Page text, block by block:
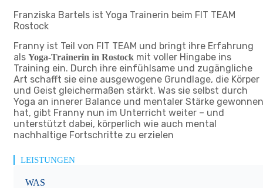
Franziska Bartels ist Yoga Trainerin beim FIT TEAM
Rostock
Franny ist Teil von FIT TEAM und bringt ihre Erfahrung
als Yoga-Trainerin in Rostock mit voller Hingabe ins
Training ein. Durch ihre einfühlsame und zugängliche
Art schafft sie eine ausgewogene Grundlage, die Körper
und Geist gleichermaßen stärkt. Was sie selbst durch
Yoga an innerer Balance und mentaler Stärke gewonnen
hat, gibt Franny nun im Unterricht weiter – und
unterstützt dabei, körperlich wie auch mental
nachhaltige Fortschritte zu erzielen
LEISTUNGEN
WAS